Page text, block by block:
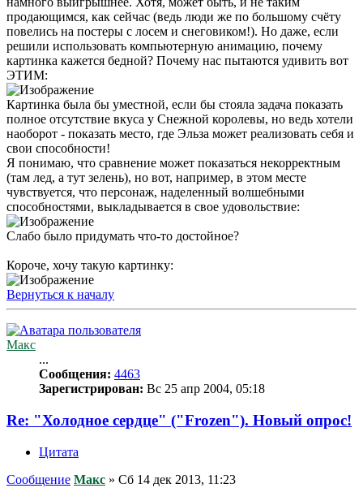
продающимся, как сейчас (ведь люди же по большому счёту
повелись на постеры с лосем и снеговиком!). Но даже, если
решили использовать компьютерную анимацию, почему
картинка кажется бедной? Почему нас пытаются удивить вот
ЭТИМ:
Картинка была бы уместной, если бы стояла задача показать
полное отсутствие вкуса у Снежной королевы, но ведь хотели
наоборот - показать место, где Эльза может реализовать себя и
свои способности!
Я понимаю, что сравнение может показаться некорректным
(там лед, а тут зелень), но вот, например, в этом месте
чувствуется, что персонаж, наделенный волшебными
способностями, выкладывается в свое удовольствие:
Слабо было придумать что-то достойное?
Короче, хочу такую картинку:
Вернуться к началу
Макс
...
Сообщения: 4463
Зарегистрирован: Вс 25 апр 2004, 05:18
Re: "Холодное сердце" ("Frozen"). Новый опрос!
Цитата
Сообщение Макс » Сб 14 дек 2013, 11:23